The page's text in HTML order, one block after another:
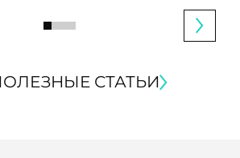
СТАТЬИ